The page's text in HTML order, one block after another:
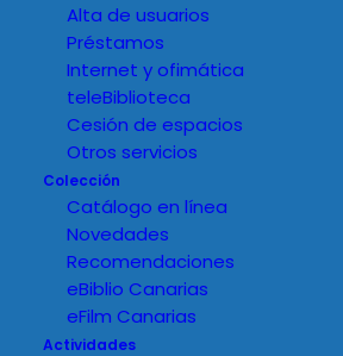
Alta de usuarios
Préstamos
Internet y ofimática
teleBiblioteca
Cesión de espacios
Otros servicios
Colección
Catálogo en línea
Novedades
Recomendaciones
eBiblio Canarias
eFilm Canarias
Actividades